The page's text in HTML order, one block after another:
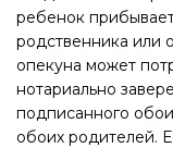
ребенок
родственника или
опекуна может
нотариально
подписанного
обоих родителей.